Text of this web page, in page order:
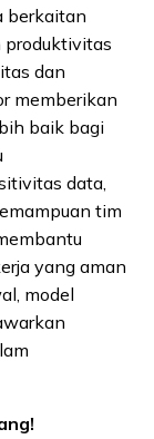
berkaitan
produktivitas
dan
memberikan
baik bagi
data,
tim
yang aman
model